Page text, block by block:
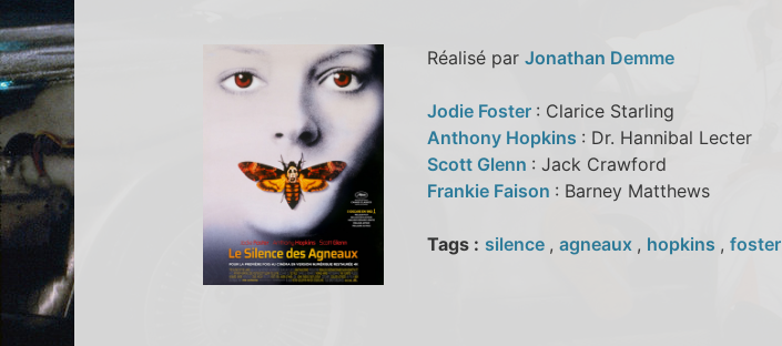
Réalisé par Jonathan Demme
Jodie Foster : Clarice Starling
Anthony Hopkins : Dr. Hannibal Lecter
Scott Glenn : Jack Crawford
Frankie Faison : Barney Matthews
Tags : silence , agneaux , hopkins , foster